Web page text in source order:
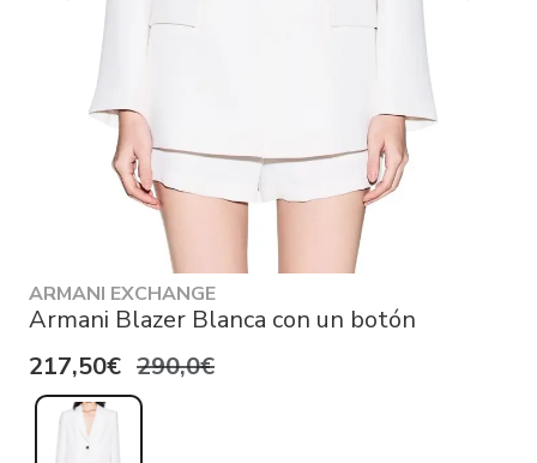
ARMANI EXCHANGE
Armani Blazer Blanca con un botón
217,50€ 290,0€